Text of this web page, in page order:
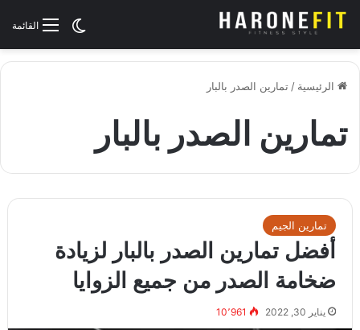
القائمةالوضع
الرئيسية / تمارين الصدر بالبار
تمارين الصدر بالبار
تمارين الجيم
أفضل تمارين الصدر بالبار لزيادة
ضخامة الصدر من جميع الزوايا
يناير 30, 2022 10٬961